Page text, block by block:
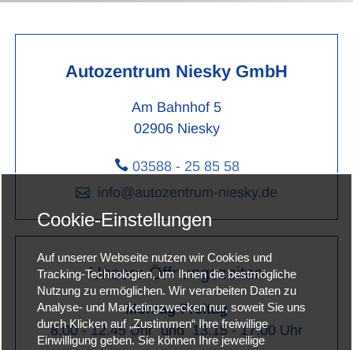
Autozentrum Niesky GmbH
Am Bahnhof 5
02906 Niesky
 03588 - 25 85 58
 info@autozentrum-niesky.de
Unsere Öffnungszeiten
Montag-Freitag
8.00 - 12.45 Uhr und 13.15 - 17.00 Uhr
Cookie-Einstellungen
Auf unserer Webseite nutzen wir Cookies und
Tracking-Technologien, um Ihnen die bestmögliche
Nutzung zu ermöglichen. Wir verarbeiten Daten zu
Analyse- und Marketingzwecken nur, soweit Sie uns
durch Klicken auf „Zustimmen“ Ihre freiwillige
Einwilligung geben. Sie können Ihre jeweilige